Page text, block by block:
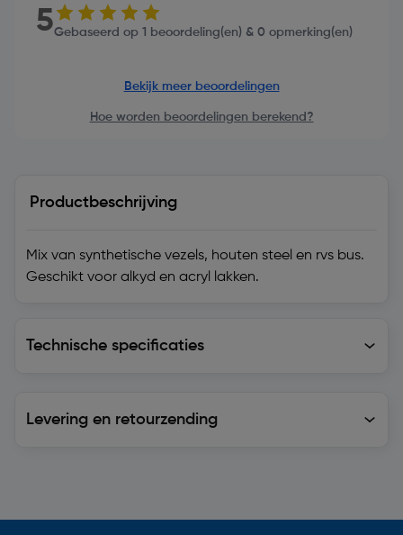
5Gebaseerd op 1 beoordeling(en) & 0 opmerking(en)
Bekijk meer beoordelingen
Hoe worden beoordelingen berekend?
Productbeschrijving
Mix van synthetische vezels, houten steel en rvs bus.
Geschikt voor alkyd en acryl lakken.
Technische specificaties
Levering en retourzending